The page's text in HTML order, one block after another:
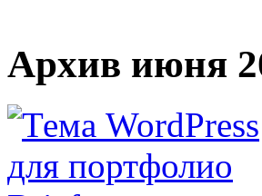
Архив июня